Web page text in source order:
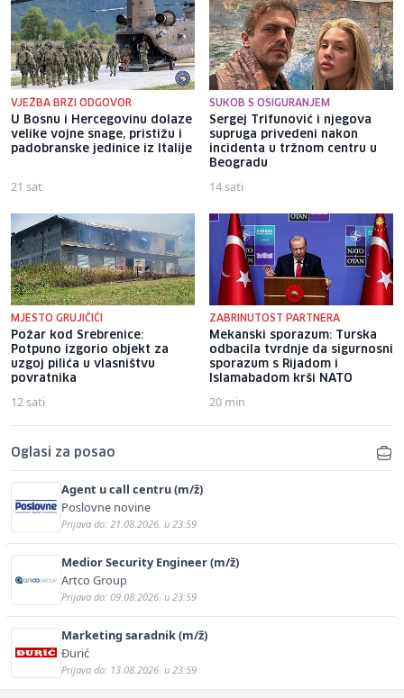
VJEŽBA BRZI ODGOVOR
U Bosnu i Hercegovinu dolaze
velike vojne snage, pristižu i
padobranske jedinice iz Italije
21 sat
SUKOB S OSIGURANJEM
Sergej Trifunović i njegova
supruga privedeni nakon
incidenta u tržnom centru u
Beogradu
14 sati
MJESTO GRUJIČIĆI
Požar kod Srebrenice:
Potpuno izgorio objekt za
uzgoj pilića u vlasništvu
povratnika
12 sati
ZABRINUTOST PARTNERA
Mekanski sporazum: Turska
odbacila tvrdnje da sigurnosni
sporazum s Rijadom i
Islamabadom krši NATO
20 min
Oglasi za posao
Agent u call centru (m/ž)
Poslovne novine
Prijava do: 21.08.2026. u 23:59
Medior Security Engineer (m/ž)
Artco Group
Prijava do: 09.08.2026. u 23:59
Marketing saradnik (m/ž)
Đurić
Prijava do: 13.08.2026. u 23:59